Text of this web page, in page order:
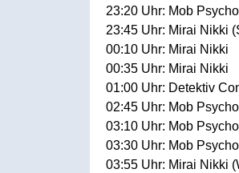
23:20 Uhr: Mob
23:45 Uhr: Mirai Nikki
00:10 Uhr: Mirai Nikki
00:35 Uhr: Mirai Nikki
01:00 Uhr: Detektiv
02:45 Uhr: Mob
03:10 Uhr: Mob
03:30 Uhr: Mob
03:55 Uhr: Mirai Nikki